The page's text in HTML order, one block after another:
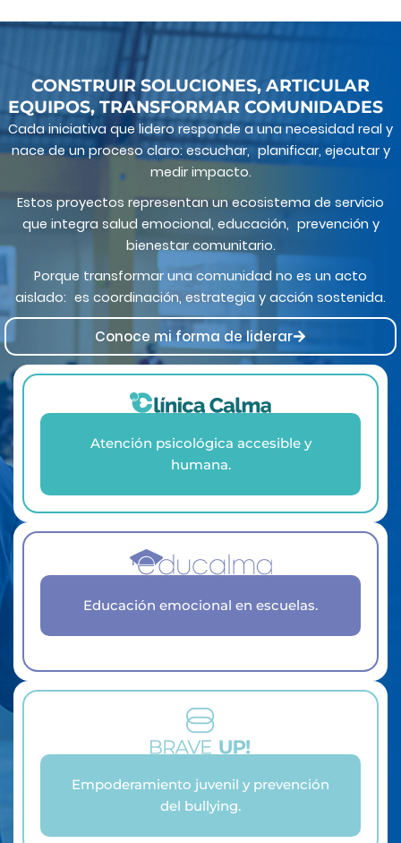
CONSTRUIR SOLUCIONES, ARTICULAR
EQUIPOS, TRANSFORMAR COMUNIDADES
Cada iniciativa que lidero responde a una necesidad real y
nace de un proceso claro: escuchar, planificar, ejecutar y
medir impacto.
Estos proyectos representan un ecosistema de servicio
que integra salud emocional, educación, prevención y
bienestar comunitario.
Porque transformar una comunidad no es un acto
aislado: es coordinación, estrategia y acción sostenida.
Conoce mi forma de liderar
Atención psicológica accesible y
humana.
Educación emocional en escuelas.
Empoderamiento juvenil y prevención
del bullying.